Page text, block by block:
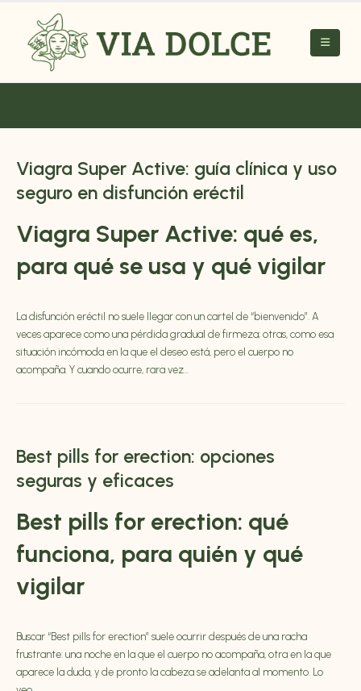
Viagra Super Active: guía clínica y uso
seguro en disfunción eréctil
Viagra Super Active: qué es,
para qué se usa y qué vigilar
La disfunción eréctil no suele llegar con un cartel de “bienvenido”. A
veces aparece como una pérdida gradual de firmeza; otras, como esa
situación incómoda en la que el deseo está, pero el cuerpo no
acompaña. Y cuando ocurre, rara vez...
Best pills for erection: opciones
seguras y eficaces
Best pills for erection: qué
funciona, para quién y qué
vigilar
Buscar “Best pills for erection” suele ocurrir después de una racha
frustrante: una noche en la que el cuerpo no acompaña, otra en la que
aparece la duda, y de pronto la cabeza se adelanta al momento. Lo